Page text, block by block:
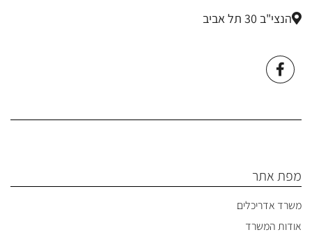
הנצי"ב 30 תל אביב
מפת אתר
משרד אדריכלים
אודות המשרד